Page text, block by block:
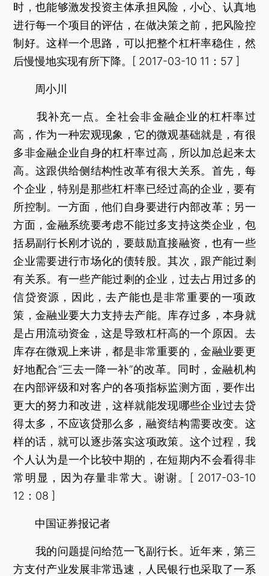
时，也能够激发投资主体承担风险，小心、认真地
进行每一个项目的评估，在做决策之前，把风险控
制好。这样一个思路，可以把整个杠杆率稳住，然
后慢慢地实现有所下降。[ 2017-03-10 11：57 ]
周小川
我补充一点。全社会非金融企业的杠杆率过
高，作为一种宏观现象，它的微观基础就是，有很
多非金融企业自身的杠杆率过高，所以加总起来太
高。这跟供给侧结构性改革有很大关系。首先，每
个企业，特别是那些杠杆率已经过高的企业，要有
所控制。一方面，他们自身要进行内部改革；另一
方面，金融系统要考虑不能过多支持这类企业，包
括易副行长刚才说的，要鼓励直接融资，也有一些
企业需要进行市场化的债转股。其次，跟产能过剩
有关系。有一些产能过剩的企业，过去占用过多的
信贷资源，因此，去产能也是非常重要的一项政
策，金融业要大力支持去产能。库存过多，本身就
是占用流动资金，这是导致杠杆高的一个原因。去
库存在微观上来讲，都是非常重要的，金融业要更
好地配合“三去一降一补”的改革。同时，金融机构
在内部评级和对客户的各项指标监测方面，要作出
更大的努力和改进，这样就能发现哪些企业过去贷
得太多，不应该贷那么多，融资结构需要改变。这
样的话，就可以逐步落实这项政策。这个过程，我
个人认为是一个比较中期的，在短期内不会看得非
常明显，因为存量非常大。谢谢。[ 2017-03-10
12：08 ]
中国证券报记者
我的问题提问给范一飞副行长。近年来，第三
方支付产业发展非常迅速，人民银行也采取了一系